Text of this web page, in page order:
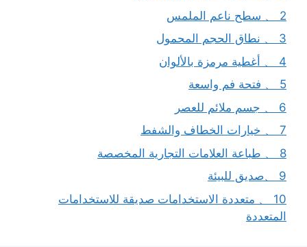
2 、 سطح ناعم الملمس
3 、 نطاق الحجم المحمول
4 、 أغطية مرمزة بالألوان
5 、 فتحة فم واسعة
6 、 جسم ملائم للعصر
7 、 خيارات الخطاف والشفط
8 、 طباعة العلامات التجارية المخصصة
9 、صديق للبيئة
10 、 متعددة الاستخدامات صديقة للاستخدامات
المتعددة